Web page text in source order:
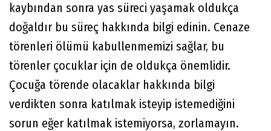
kaybından sonra yas süreci yaşamak oldukça
doğaldır bu süreç hakkında bilgi edinin. Cenaze
törenleri ölümü kabullenmemizi sağlar, bu
törenler çocuklar için de oldukça önemlidir.
Çocuğa törende olacaklar hakkında bilgi
verdikten sonra katılmak isteyip istemediğini
sorun eğer katılmak istemiyorsa, zorlamayın.